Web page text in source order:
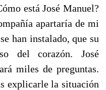
está José Manuel?
apartaría de mi
han instalado, que su
del corazón. José
miles de preguntas.
explicarle la situación